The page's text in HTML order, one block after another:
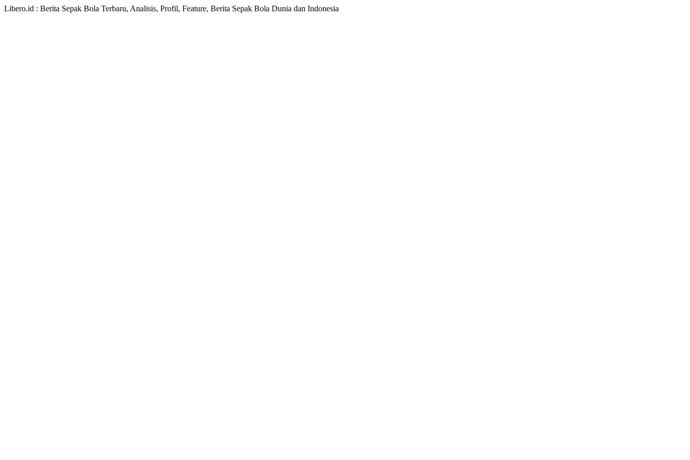
Libero.id : Berita Sepak Bola Terbaru, Analisis, Profil, Feature, Berita Sepak Bola Dunia dan Indonesia